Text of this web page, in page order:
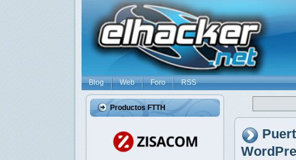
Blog Web Foro RSS
Productos FTTH